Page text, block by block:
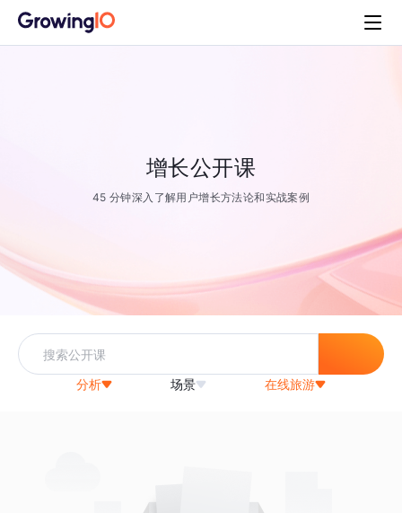
增长公开课
45 分钟深入了解用户增长方法论和实战案例
分析 场景 在线旅游